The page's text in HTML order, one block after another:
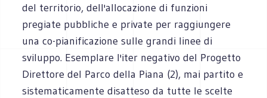
del territorio, dell'allocazione di funzioni
pregiate pubbliche e private per raggiungere
una co-pianificazione sulle grandi linee di
sviluppo. Esemplare l'iter negativo del Progetto
Direttore del Parco della Piana (2), mai partito e
sistematicamente disatteso da tutte le scelte